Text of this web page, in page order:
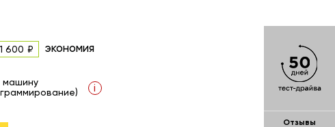
600 экономия
машину
i
Отзывы